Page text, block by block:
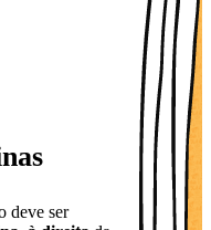
deve ser